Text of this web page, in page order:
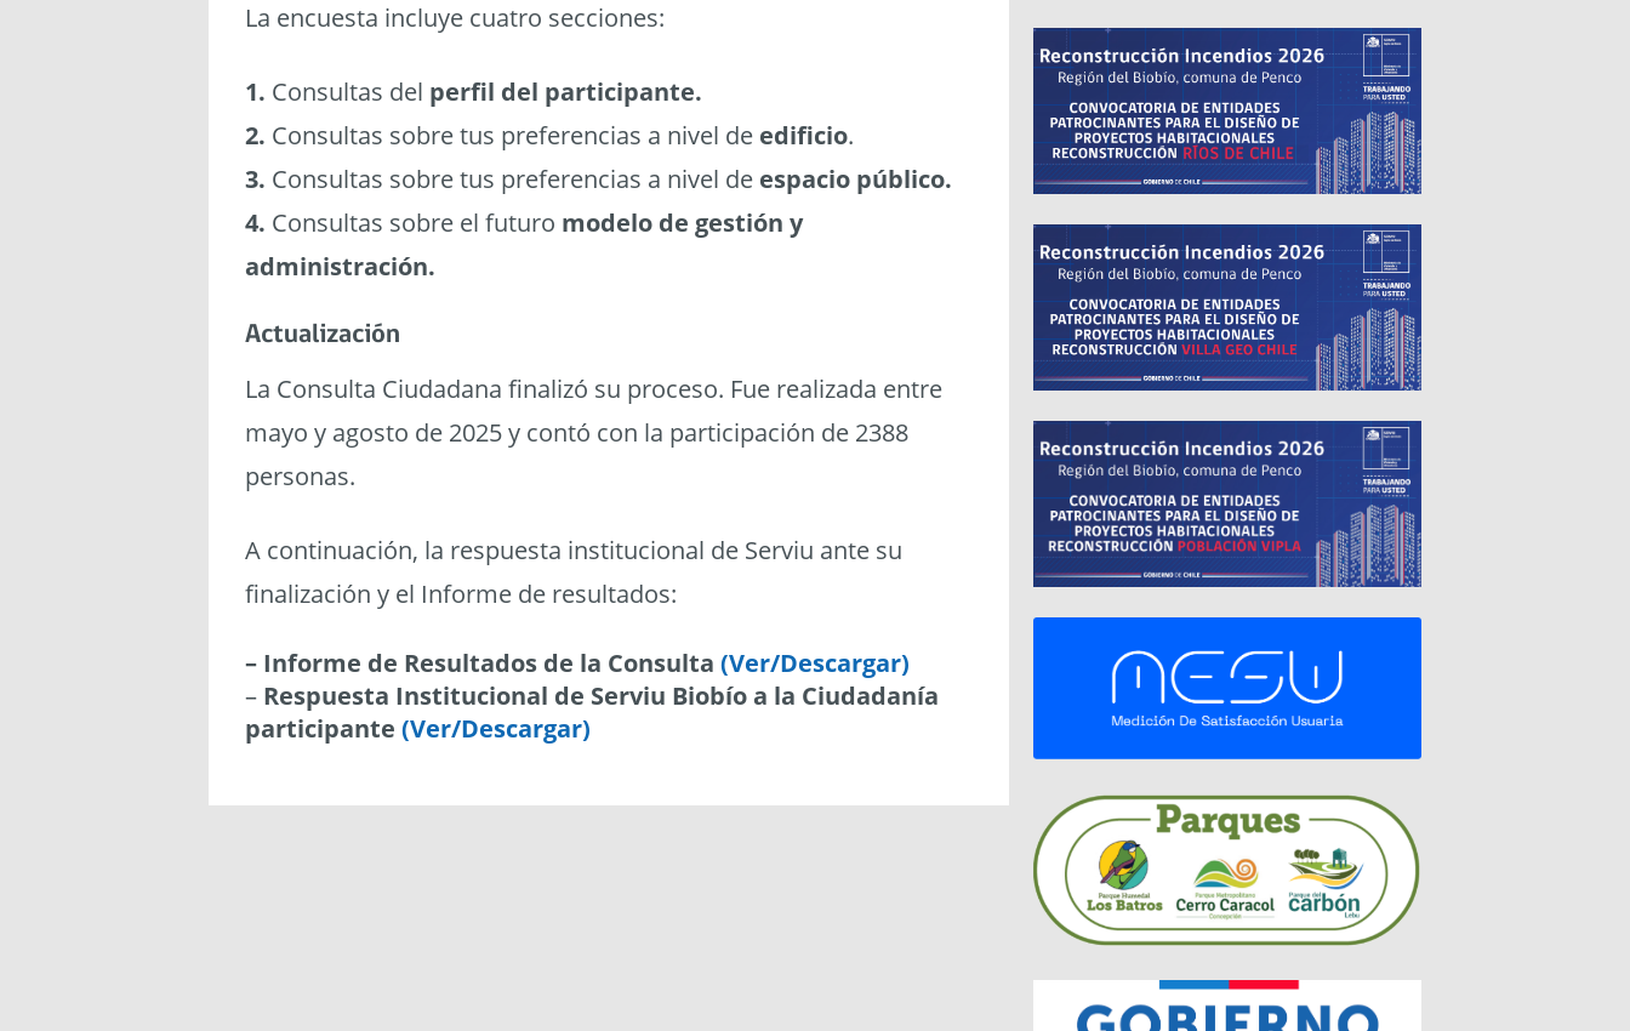
La encuesta incluye cuatro secciones:
1. Consultas del perfil del participante.
2. Consultas sobre tus preferencias a nivel de edificio.
3. Consultas sobre tus preferencias a nivel de espacio público.
4. Consultas sobre el futuro modelo de gestión y
administración.
Actualización
La Consulta Ciudadana finalizó su proceso. Fue realizada entre
mayo y agosto de 2025 y contó con la participación de 2388
personas.
A continuación, la respuesta institucional de Serviu ante su
finalización y el Informe de resultados:
– Informe de Resultados de la Consulta (Ver/Descargar)
– Respuesta Institucional de Serviu Biobío a la Ciudadanía
participante (Ver/Descargar)